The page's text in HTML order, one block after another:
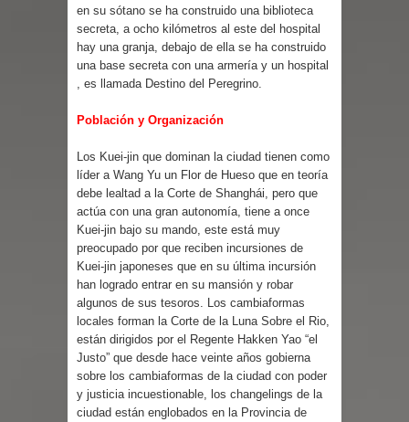
en su sótano se ha construido una biblioteca
secreta, a ocho kilómetros al este del hospital
hay una granja, debajo de ella se ha construido
una base secreta con una armería y un hospital
, es llamada Destino del Peregrino.
Población y Organización
Los Kuei-jin que dominan la ciudad tienen como
líder a Wang Yu un Flor de Hueso que en teoría
debe lealtad a la Corte de Shanghái, pero que
actúa con una gran autonomía, tiene a once
Kuei-jin bajo su mando, este está muy
preocupado por que reciben incursiones de
Kuei-jin japoneses que en su última incursión
han logrado entrar en su mansión y robar
algunos de sus tesoros. Los cambiaformas
locales forman la Corte de la Luna Sobre el Rio,
están dirigidos por el Regente Hakken Yao “el
Justo” que desde hace veinte años gobierna
sobre los cambiaformas de la ciudad con poder
y justicia incuestionable, los changelings de la
ciudad están englobados en la Provincia de